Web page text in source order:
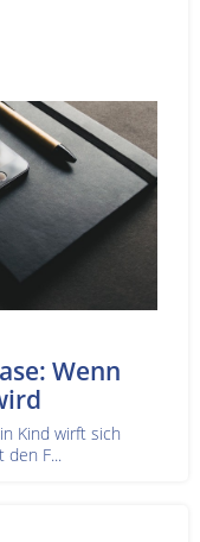
Wenn
Kind wirft sich
den F...